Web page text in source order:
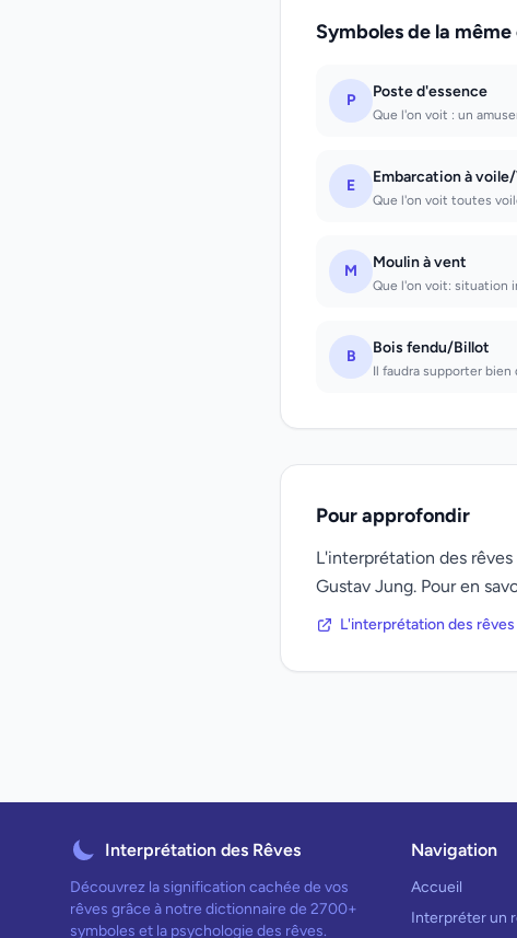
Symboles de la
P Poste d'essence
Que l'on voit : un
E Embarcation à
Que l'on voit toutes
M Moulin à vent
Que l'on voit: situation
B Bois fendu/Billot
Il faudra supporter bien
Pour approfondir
L'interprétation des
Gustav Jung. Pour en
L'interprétation des
Interprétation des Rêves
Découvrez la signification cachée de vos
rêves grâce à notre dictionnaire de 2700+
symboles et la psychologie des rêves.
Navigation
Accueil
Interpréter un